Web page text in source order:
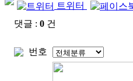
트위터
댓글 : 0 건
번호